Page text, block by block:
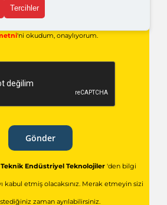
işlenmesine yönelik
'ni okudum,onaylıyorum.
Gönder
Endüstriyel Teknolojiler'den bilgi
kabul etmiş olacaksınız. Merak etmeyin sizi
zaman ayrılabilirsiniz.
Tercihler